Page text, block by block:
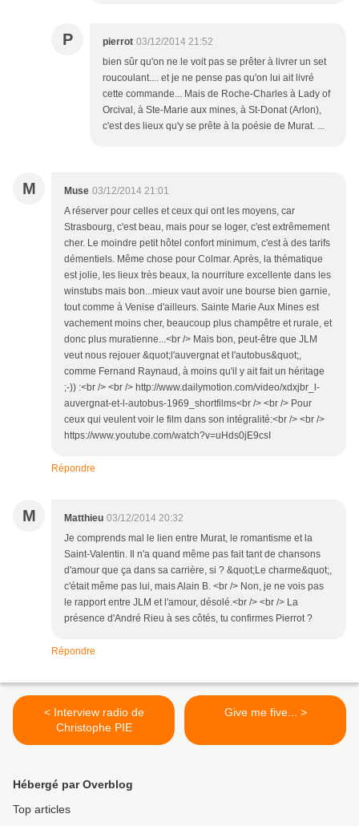
P pierrot 03/12/2014 21:52
bien sûr qu'on ne le voit pas se prêter à livrer un set
roucoulant.... et je ne pense pas qu'on lui ait livré
cette commande... Mais de Roche-Charles à Lady of
Orcival, à Ste-Marie aux mines, à St-Donat (Arlon),
c'est des lieux qu'y se prête à la poésie de Murat. ...
M Muse 03/12/2014 21:01
A réserver pour celles et ceux qui ont les moyens, car
Strasbourg, c'est beau, mais pour se loger, c'est extrêmement
cher. Le moindre petit hôtel confort minimum, c'est à des tarifs
démentiels. Même chose pour Colmar. Après, la thématique
est jolie, les lieux très beaux, la nourriture excellente dans les
winstubs mais bon...mieux vaut avoir une bourse bien garnie,
tout comme à Venise d'ailleurs. Sainte Marie Aux Mines est
vachement moins cher, beaucoup plus champêtre et rurale, et
donc plus muratienne...<br /> Mais bon, peut-être que JLM
veut nous rejouer &quot;l'auvergnat et l'autobus&quot;,
comme Fernand Raynaud, à moins qu'il y ait fait un héritage
;-)) :<br /> <br /> http://www.dailymotion.com/video/xdxjbr_l-
auvergnat-et-l-autobus-1969_shortfilms<br /> <br /> Pour
ceux qui veulent voir le film dans son intégralité:<br /> <br />
https://www.youtube.com/watch?v=uHds0jE9csI
Répondre
M Matthieu 03/12/2014 20:32
Je comprends mal le lien entre Murat, le romantisme et la
Saint-Valentin. Il n'a quand même pas fait tant de chansons
d'amour que ça dans sa carrière, si ? &quot;Le charme&quot;,
c'était même pas lui, mais Alain B. <br /> Non, je ne vois pas
le rapport entre JLM et l'amour, désolé.<br /> <br /> La
présence d'André Rieu à ses côtés, tu confirmes Pierrot ?
Répondre
< Interview radio de
Christophe PIE
Give me five... >
Hébergé par Overblog
Top articles